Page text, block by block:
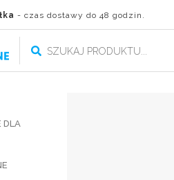
- czas dostawy do 48 godzin.
DLA